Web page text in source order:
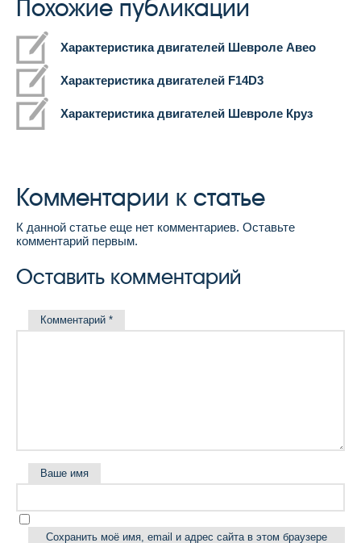
Похожие публикации
Характеристика двигателей Шевроле Авео
Характеристика двигателей F14D3
Характеристика двигателей Шевроле Круз
Комментарии к статье
К данной статье еще нет комментариев. Оставьте
комментарий первым.
Оставить комментарий
Комментарий *
Ваше имя
Сохранить моё имя, email и адрес сайта в этом браузере